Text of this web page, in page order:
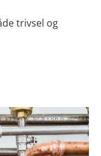
trivsel og